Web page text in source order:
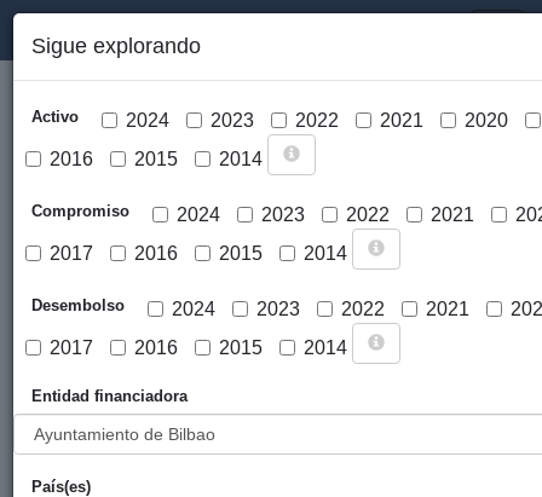
Cargar mapa
Sigue explorando
Activo 2024 2023 2022 2021
2020
2016
2015 2014
Compromiso 2024 2023 2022 2021
2017
2016 2015 2014
Desembolso 2024 2023 2022 2021
2017
2016 2015 2014
Entidad financiadora
País(es)